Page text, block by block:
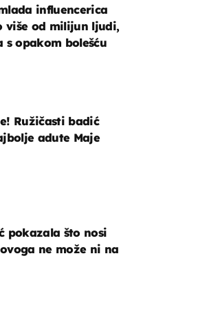
influencerica
više od milijun ljudi,
s opakom bolešću
Ružičasti badić
adute Maje
pokazala što nosi
ne može ni na